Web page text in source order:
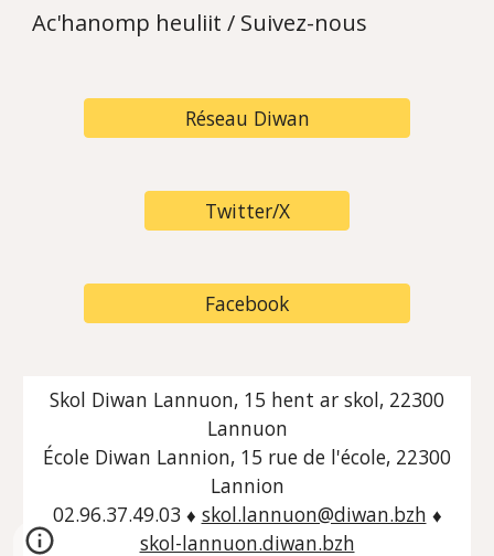
Ac'hanomp heuliit / Suivez-nous
Réseau Diwan
Twitter/X
Facebook
Skol Diwan Lannuon, 15 hent ar skol, 22300
Lannuon
École Diwan Lannion, 15 rue de l'école, 22300
Lannion
02.96.37.49.03 ♦ skol.lannuon@diwan.bzh ♦
skol-lannuon.diwan.bzh